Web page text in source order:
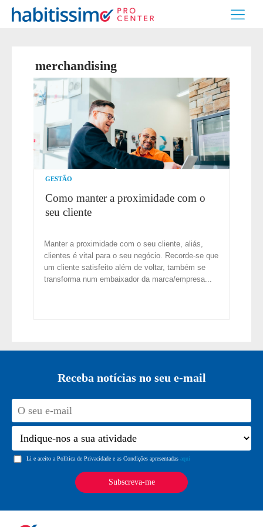
merchandising
GESTÃO
Como manter a proximidade com o
seu cliente
Manter a proximidade com o seu cliente, aliás,
clientes é vital para o seu negócio. Recorde-se que
um cliente satisfeito além de voltar, também se
transforma num embaixador da marca/empresa...
Receba notícias no seu e-mail
Li e aceito a Política de Privacidade e as Condições apresentadas aqui